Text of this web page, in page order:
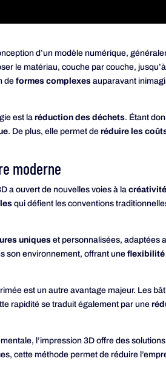
d’un modèle numérique,
le matériau, couche par couche,
deformes complexes auparavant
est laréduction des déchets. Étant
. De plus, elle permet deréduire les
moderne
a ouvert de nouvelles voies à lacréativité
qui défient les conventions
uniques et personnalisées, adaptées
son environnement, offrant uneflexibilité
est un autre avantage majeur. Les
rapidité se traduit également par une
l’impression 3D offre des
cette méthode permet de réduire